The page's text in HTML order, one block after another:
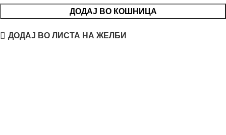
ДОДАЈ ВО КОШНИЦА
ДОДАЈ ВО ЛИСТА НА ЖЕЛБИ